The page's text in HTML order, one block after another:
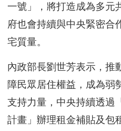
一號」，將打造成為多元
府也會持續與中央緊密合
宅質量。
內政部長劉世芳表示，推
障民眾居住權益，成為弱
支持力量，中央持續透過
計畫」辦理租金補貼及包